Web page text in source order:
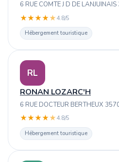
6 RUE COMTE J D DE
★★★★★4.8/5
Hébergement touristique
RL
RONAN LOZARC'H
6 RUE DOCTEUR BERTHEUX
★★★★★4.8/5
Hébergement touristique